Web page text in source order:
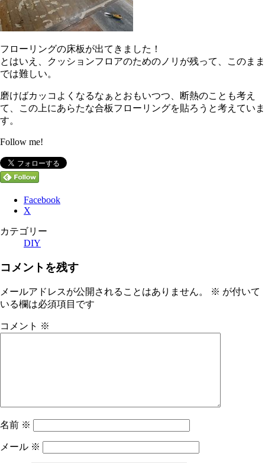
フローリングの床板が出てきました！
とはいえ、クッションフロアのためのノリが残って、このまま
では難しい。
磨けばカッコよくなるなぁとおもいつつ、断熱のことも考え
て、この上にあらたな合板フローリングを貼ろうと考えていま
す。
Follow me!
Facebook
X
カテゴリー
DIY
コメントを残す
メールアドレスが公開されることはありません。 ※ が付いて
いる欄は必須項目です
コメント ※
名前 ※
メール ※